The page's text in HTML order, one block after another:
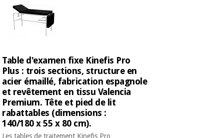
Table d'examen fixe Kinefis Pro
Plus : trois sections, structure en
acier émaillé, fabrication espagnole
et revêtement en tissu Valencia
Premium. Tête et pied de lit
rabattables (dimensions :
140/180 x 55 x 80 cm).
Les tables de traitement Kinefis Pro